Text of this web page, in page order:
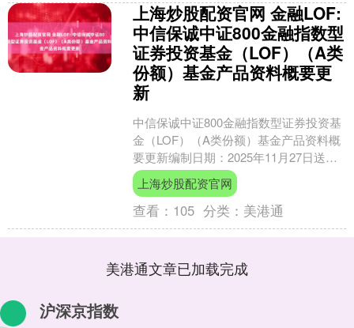
上海炒股配资官网 金融LOF:
中信保诚中证800金融指数型
证券投资基金（LOF）（A类
份额）基金产品资料概要更
新
中信保诚中证800金融指数型证券投资基
金（LOF）（A类份额）基金产品资料概
要更新编制日期：2025年11月27日送出
日期：2025年11月28日本概要提供本
基....
上海炒股配资官网
查看： 105 分类： 美港通
美港通文章已加载完成
沪深京指数